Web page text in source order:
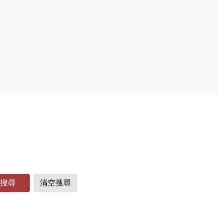
搜尋 清空搜尋